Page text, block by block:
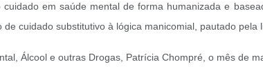
em saúde mental de forma humanizada e
cuidado substitutivo à lógica manicomial, pautado
Álcool e outras Drogas, Patrícia Chompré, o mês de